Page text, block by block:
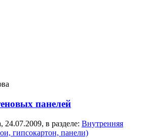
панелей
, 24.07.2009, в разделе: Внутренняя
гипсокартон, панели)